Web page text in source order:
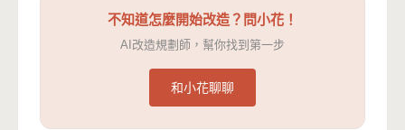
不知道怎麼開始改造？問小花！
AI改造規劃師，幫你找到第一步
和小花聊聊